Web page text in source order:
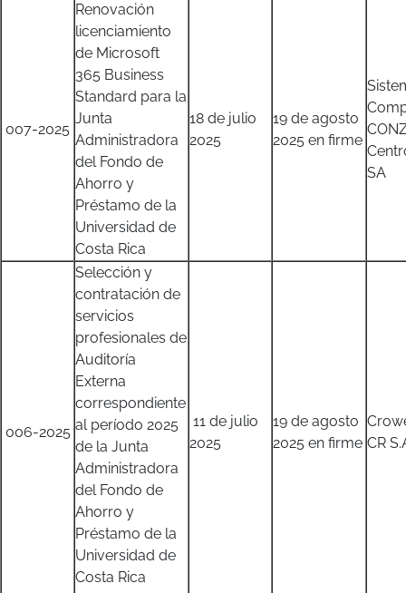
007-2025
Renovación
licenciamiento
de Microsoft
365 Business
Standard para la
Junta
Administradora
del Fondo de
Ahorro y
Préstamo de la
Universidad de
Costa Rica
18 de julio
2025
19 de agosto
2025 en firme
SA
006-2025
Selección y
contratación de
servicios
profesionales de
Auditoría
Externa
correspondiente
al período 2025
de la Junta
Administradora
del Fondo de
Ahorro y
Préstamo de la
Universidad de
Costa Rica
11 de julio
2025
19 de agosto
2025 en firme CR